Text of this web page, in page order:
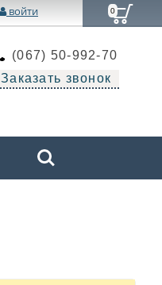
войти
(067) 50-992-70
Заказать звонок
Search
0